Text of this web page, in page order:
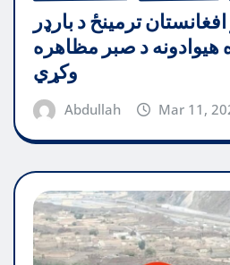
ترمینځ د بارډر
هیوادونه د صبر مظاهره
وکړي
Abdullah Mar 11,